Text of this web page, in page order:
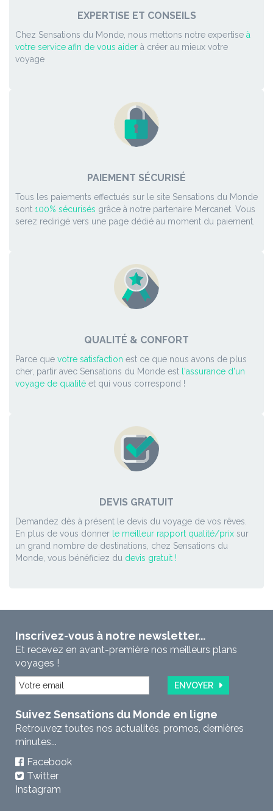
EXPERTISE ET CONSEILS
Chez Sensations du Monde, nous mettons notre expertise à
votre service afin de vous aider à créer au mieux votre
voyage
PAIEMENT SÉCURISÉ
Tous les paiements effectués sur le site Sensations du Monde
sont 100% sécurisés grâce à notre partenaire Mercanet. Vous
serez redirigé vers une page dédié au moment du paiement.
QUALITÉ & CONFORT
Parce que votre satisfaction est ce que nous avons de plus
cher, partir avec Sensations du Monde est l'assurance d'un
voyage de qualité et qui vous correspond !
DEVIS GRATUIT
Demandez dès à présent le devis du voyage de vos rêves.
En plus de vous donner le meilleur rapport qualité/prix sur
un grand nombre de destinations, chez Sensations du
Monde, vous bénéficiez du devis gratuit !
Inscrivez-vous à notre newsletter...
Et recevez en avant-première nos meilleurs plans
voyages !
ENVOYER
Suivez Sensations du Monde en ligne
Retrouvez toutes nos actualités, promos, dernières
minutes...
Facebook
Twitter
Instagram